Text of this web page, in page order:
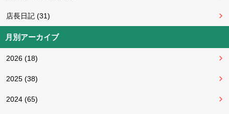
店長日記 (31)
月別アーカイブ
2026 (18)
2025 (38)
2024 (65)